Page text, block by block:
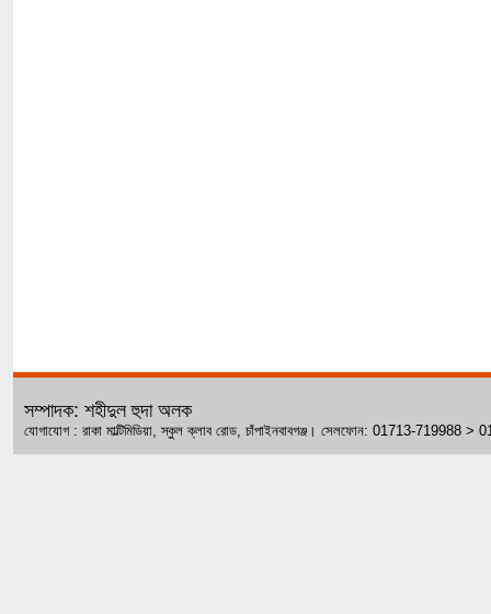
সম্পাদক: শহীদুল হুদা অলক
যোগাযোগ : রাকা মাল্টিমিডিয়া, স্কুল ক্লাব রোড, চাঁপাইনবাবগঞ্জ। সেলফোন: 01713-